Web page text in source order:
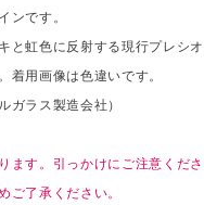
ンです。
と虹色に反射する現行プレシ
着用画像は色違いです。
ガラス製造会社）
ます。引っかけにご注意くだ
ご了承ください。